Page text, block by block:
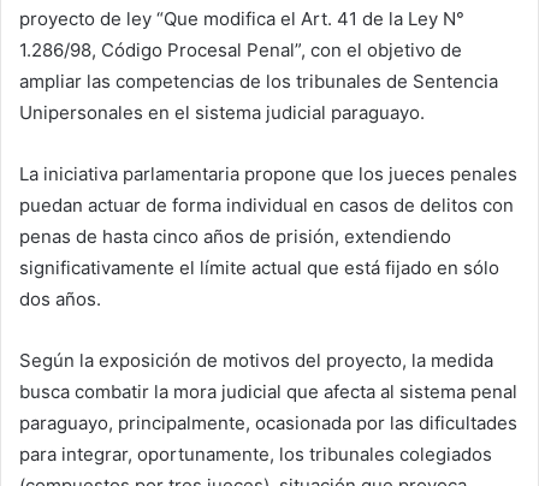
proyecto de ley “Que modifica el Art. 41 de la Ley N°
1.286/98, Código Procesal Penal”, con el objetivo de
ampliar las competencias de los tribunales de Sentencia
Unipersonales en el sistema judicial paraguayo.
La iniciativa parlamentaria propone que los jueces penales
puedan actuar de forma individual en casos de delitos con
penas de hasta cinco años de prisión, extendiendo
significativamente el límite actual que está fijado en sólo
dos años.
Según la exposición de motivos del proyecto, la medida
busca combatir la mora judicial que afecta al sistema penal
paraguayo, principalmente, ocasionada por las dificultades
para integrar, oportunamente, los tribunales colegiados